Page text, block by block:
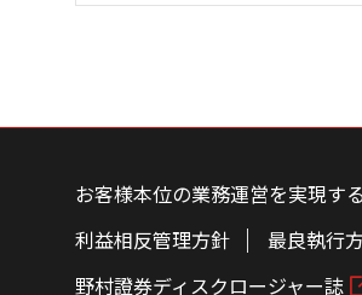
こ
お客様本位の業務運営を実現す
利益相反管理方針
最良執行
野村證券ディスクロージャー誌